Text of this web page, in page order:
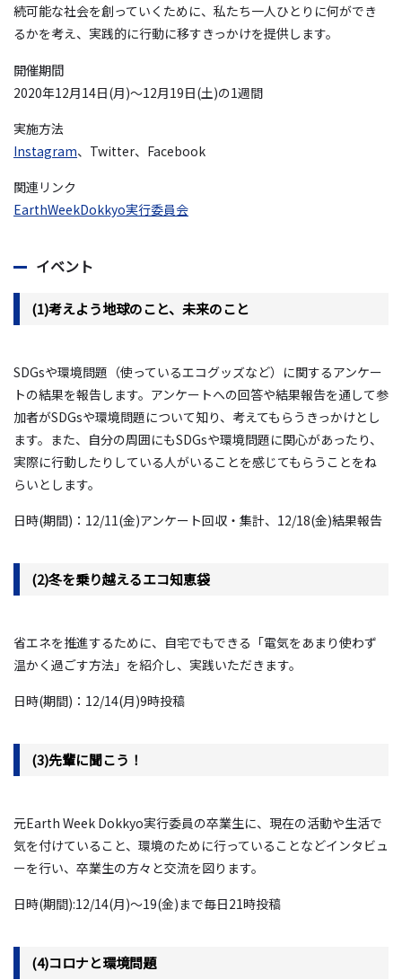
続可能な社会を創っていくために、私たち一人ひとりに何ができ
るかを考え、実践的に行動に移すきっかけを提供します。
開催期間
2020年12月14日(月)～12月19日(土)の1週間
実施方法
Instagram、 Twitter、 Facebook
関連リンク
EarthWeekDokkyo実行委員会
イベント
(1)考えよう地球のこと、未来のこと
SDGsや環境問題（使っているエコグッズなど）に関するアンケー
トの結果を報告します。アンケートへの回答や結果報告を通して参
加者がSDGsや環境問題について知り、考えてもらうきっかけとし
ます。また、自分の周囲にもSDGsや環境問題に関心があったり、
実際に行動したりしている人がいることを感じてもらうことをね
らいとします。
日時(期間) ： 12/11(金)アンケート回収・集計、 12/18(金)結果報告
(2)冬を乗り越えるエコ知恵袋
省エネを推進するために、自宅でもできる「電気をあまり使わず
温かく過ごす方法」を紹介し、実践いただきます。
日時(期間) ： 12/14(月)9時投稿
(3)先輩に聞こう！
元Earth Week Dokkyo実行委員の卒業生に、現在の活動や生活で
気を付けていること、環境のために行っていることなどインタビュ
ーを行い、卒業生の方々と交流を図ります。
日時(期間):12/14(月)～19(金)まで毎日21時投稿
(4)コロナと環境問題